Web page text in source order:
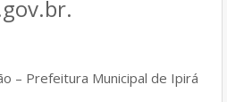
– Prefeitura Municipal de Ipirá